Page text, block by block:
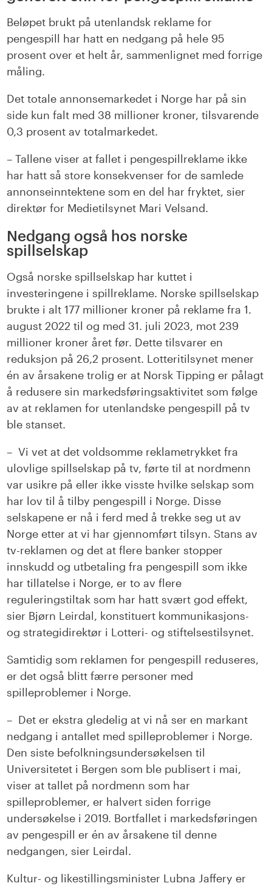
Beløpet brukt på utenlandsk reklame for
pengespill har hatt en nedgang på hele 95
prosent over et helt år, sammenlignet med forrige
måling.
Det totale annonsemarkedet i Norge har på sin
side kun falt med 38 millioner kroner, tilsvarende
0,3 prosent av totalmarkedet.
– Tallene viser at fallet i pengespillreklame ikke
har hatt så store konsekvenser for de samlede
annonseinntektene som en del har fryktet, sier
direktør for Medietilsynet Mari Velsand.
Nedgang også hos norske
spillselskap
Også norske spillselskap har kuttet i
investeringene i spillreklame. Norske spillselskap
brukte i alt 177 millioner kroner på reklame fra 1.
august 2022 til og med 31. juli 2023, mot 239
millioner kroner året før. Dette tilsvarer en
reduksjon på 26,2 prosent. Lotteritilsynet mener
én av årsakene trolig er at Norsk Tipping er pålagt
å redusere sin markedsføringsaktivitet som følge
av at reklamen for utenlandske pengespill på tv
ble stanset.
– Vi vet at det voldsomme reklametrykket fra
ulovlige spillselskap på tv, førte til at nordmenn
var usikre på eller ikke visste hvilke selskap som
har lov til å tilby pengespill i Norge. Disse
selskapene er nå i ferd med å trekke seg ut av
Norge etter at vi har gjennomført tilsyn. Stans av
tv-reklamen og det at flere banker stopper
innskudd og utbetaling fra pengespill som ikke
har tillatelse i Norge, er to av flere
reguleringstiltak som har hatt svært god effekt,
sier Bjørn Leirdal, konstituert kommunikasjons-
og strategidirektør i Lotteri- og stiftelsestilsynet.
Samtidig som reklamen for pengespill reduseres,
er det også blitt færre personer med
spilleproblemer i Norge.
– Det er ekstra gledelig at vi nå ser en markant
nedgang i antallet med spilleproblemer i Norge.
Den siste befolkningsundersøkelsen til
Universitetet i Bergen som ble publisert i mai,
viser at tallet på nordmenn som har
spilleproblemer, er halvert siden forrige
undersøkelse i 2019. Bortfallet i markedsføringen
av pengespill er én av årsakene til denne
nedgangen, sier Leirdal.
Kultur- og likestillingsminister Lubna Jaffery er